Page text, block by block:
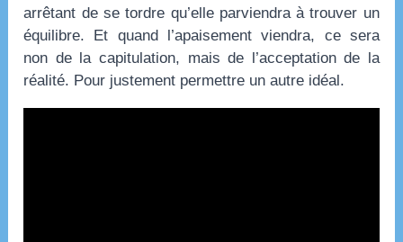
arrêtant de se tordre qu’elle parviendra à trouver un
équilibre. Et quand l’apaisement viendra, ce sera
non de la capitulation, mais de l’acceptation de la
réalité. Pour justement permettre un autre idéal.